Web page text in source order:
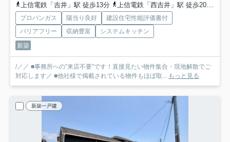
上信電鉄「吉井」駅 徒歩13分
上信電鉄「西吉井」駅 徒歩20分
プロパンガス 陽当り良好
建設住宅性能評価書付
バリアフリー
収納豊富
システムキッチン
新築
/／／ ■事務所への”来店不要”です！直接見たい物件集合・現地解散でご
対応します／ ■他社様で掲載されている物件もほぼ取... もっと見る
新築一戸建